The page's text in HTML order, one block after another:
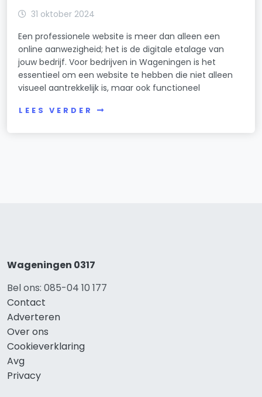
31 oktober 2024
Een professionele website is meer dan alleen een
online aanwezigheid; het is de digitale etalage van
jouw bedrijf. Voor bedrijven in Wageningen is het
essentieel om een website te hebben die niet alleen
visueel aantrekkelijk is, maar ook functioneel
LEES VERDER
Wageningen 0317
Bel ons: 085-04 10 177
Contact
Adverteren
Over ons
Cookieverklaring
Avg
Privacy